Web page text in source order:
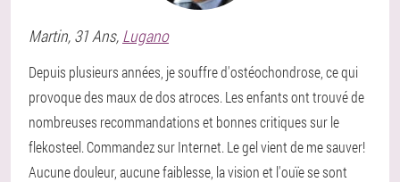
Martin, 31 Ans, Lugano
Depuis plusieurs années, je souffre d'ostéochondrose, ce qui
provoque des maux de dos atroces. Les enfants ont trouvé de
nombreuses recommandations et bonnes critiques sur le
flekosteel. Commandez sur Internet. Le gel vient de me sauver!
Aucune douleur, aucune faiblesse, la vision et l'ouïe se sont